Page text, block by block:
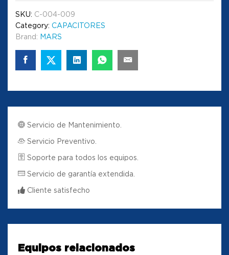
SKU: C-004-009
Category: CAPACITORES
Brand: MARS
Servicio de Mantenimiento.
Servicio Preventivo.
Soporte para todos los equipos.
Servicio de garantía extendida.
Cliente satisfecho
Equipos relacionados